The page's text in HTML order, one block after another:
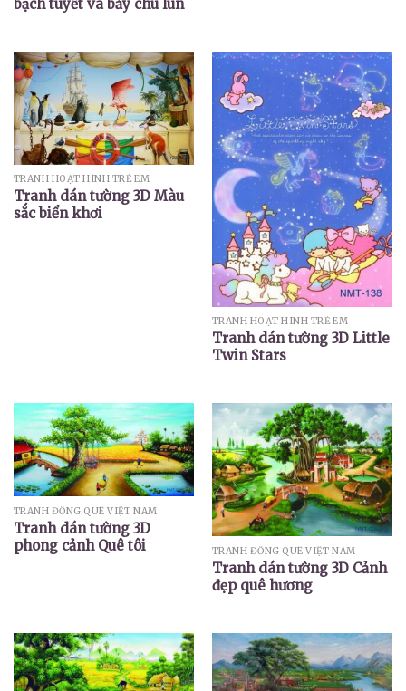
bạch tuyết và bảy chú lùn
TRANH HOẠT HÌNH TRẺ EM
Tranh dán tường 3D Màu
sắc biển khơi
TRANH HOẠT HÌNH TRẺ EM
Tranh dán tường 3D Little
Twin Stars
TRANH ĐỒNG QUÊ VIỆT NAM
Tranh dán tường 3D
phong cảnh Quê tôi
TRANH ĐỒNG QUÊ VIỆT NAM
Tranh dán tường 3D Cảnh
đẹp quê hương